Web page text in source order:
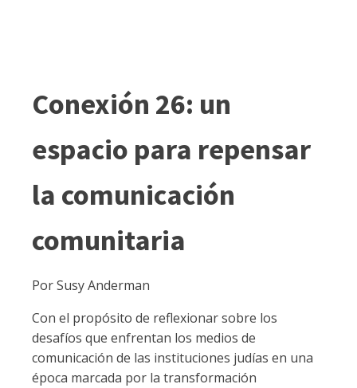
Conexión 26: un
espacio para repensar
la comunicación
comunitaria
Por Susy Anderman
Con el propósito de reflexionar sobre los
desafíos que enfrentan los medios de
comunicación de las instituciones judías en una
época marcada por la transformación